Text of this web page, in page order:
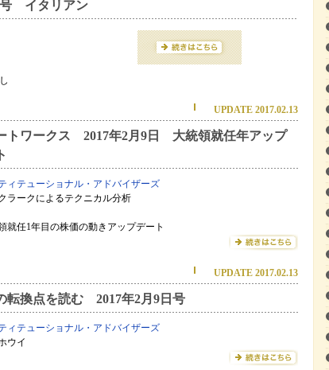
号 イタリアン
UPDATE 2017.02.13
トワークス 2017年2月9日 大統領就任年アップ
ィテューショナル・アドバイザーズ
ラークによるテクニカル分析
就任1年目の株価の動きアップデート
UPDATE 2017.02.13
転換点を読む 2017年2月9日号
ィテューショナル・アドバイザーズ
ウイ